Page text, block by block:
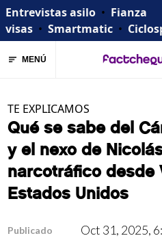
Entrevistas asilo • Fianza
visas • Smartmatic •
MENÚ
TE EXPLICAMOS
Qué se sabe del
y el nexo de
narcotráfico desde
Estados Unidos
Publicado Oct 31, 2025,